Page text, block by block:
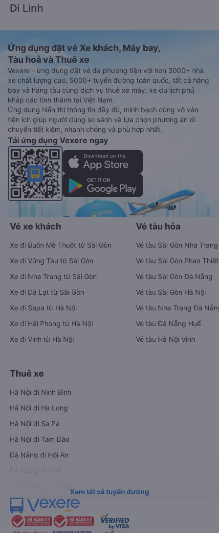
Di Linh
Ứng dụng đặt vé Xe khách, Máy bay,
Tàu hoả và Thuê xe
Vexere - ứng dụng đặt vé đa phương tiện với hơn 3000+ nhà
xe chất lượng cao, 5000+ tuyến đường toàn quốc, tất cả hãng
bay và hãng tàu cùng dịch vụ thuê xe máy, xe du lịch phủ
khắp các tỉnh thành tại Việt Nam.
Ứng dụng hiển thị thông tin đầy đủ, minh bạch cùng vô vàn
tiện ích giúp người dùng so sánh và lựa chọn phương án di
chuyển tiết kiệm, nhanh chóng và phù hợp nhất.
Tải ứng dụng Vexere ngay
Vé xe khách
Xe đi Buôn Mê Thuột từ Sài Gòn
Xe đi Vũng Tàu từ Sài Gòn
Xe đi Nha Trang từ Sài Gòn
Xe đi Đà Lạt từ Sài Gòn
Xe đi Sapa từ Hà Nội
Xe đi Hải Phòng từ Hà Nội
Xe đi Vinh từ Hà Nội
Vé tàu hỏa
Vé tàu Sài Gòn Nha Trang
Vé tàu Sài Gòn Phan Thiết
Vé tàu Sài Gòn Đà Nẵng
Vé tàu Sài Gòn Hà Nội
Vé tàu Nha Trang Đà
Vé tàu Đà Nẵng Huế
Vé tàu Hà Nội Vinh
Thuê xe
Hà Nội đi Ninh Bình
Hà Nội đi Hạ Long
Hà Nội đi Sa Pa
Hà Nội đi Tam Đảo
Đà Nẵng đi Hội An
Xem tất cả tuyến đường